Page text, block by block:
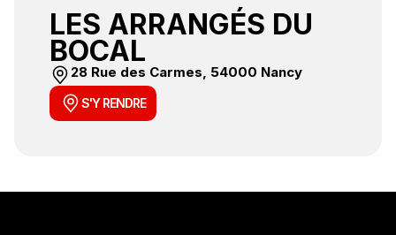
LES ARRANGÉS DU
BOCAL
28 Rue des Carmes, 54000 Nancy
S'Y RENDRE